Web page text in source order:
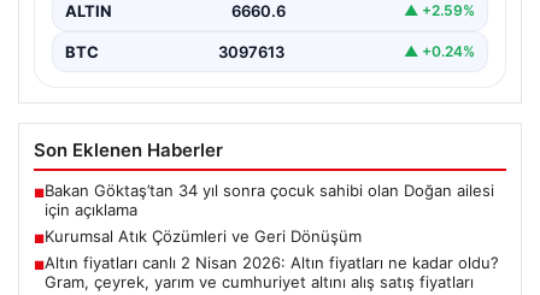
ALTIN 6660.6 ▲ +2.59%
BTC 3097613 ▲ +0.24%
Son Eklenen Haberler
■Bakan Göktaş’tan 34 yıl sonra çocuk sahibi olan Doğan ailesi
için açıklama
■Kurumsal Atık Çözümleri ve Geri Dönüşüm
■Altın fiyatları canlı 2 Nisan 2026: Altın fiyatları ne kadar oldu?
Gram, çeyrek, yarım ve cumhuriyet altını alış satış fiyatları